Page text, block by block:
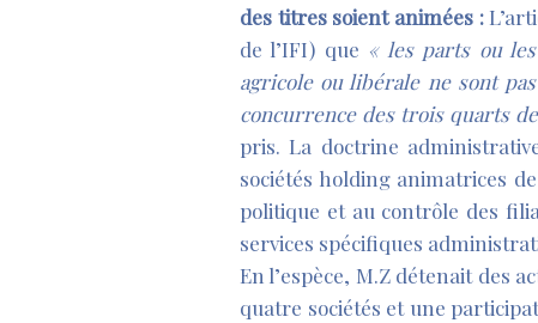
des titres soient animées :
de l’IFI) que « les parts ou
agricole ou libérale ne sont
concurrence des trois quarts
pris. La doctrine
sociétés holding animatrices
politique et au contrôle des
services spécifiques
En l’espèce, M.Z détenait des
quatre sociétés et une